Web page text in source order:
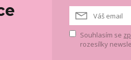
Souhlasím se
rozesílky